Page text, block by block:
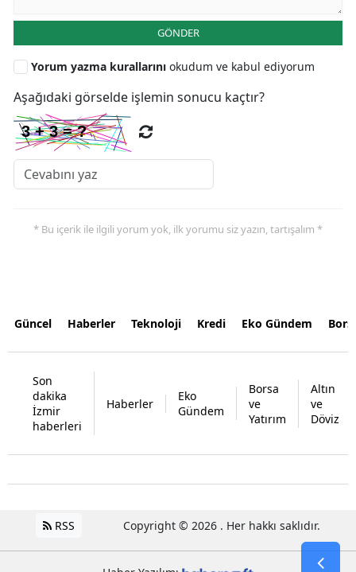
GÖNDER
Yorum yazma kurallarını okudum ve kabul ediyorum
Aşağıdaki görselde işlemin sonucu kaçtır?
* Bu içerik ile ilgili yorum yok, ilk yorumu siz yazın, tartışalım *
Güncel Haberler Teknoloji Kredi Eko Gündem
Son
dakika
İzmir
haberleri
Haberler
Eko
Gündem
Borsa
ve
Yatırım
Altın
ve
Döviz
RSS Copyright © 2026 . Her hakkı saklıdır.